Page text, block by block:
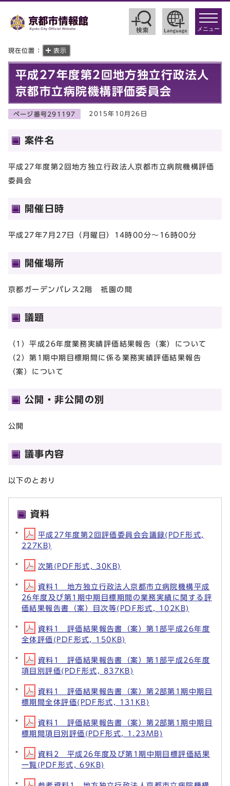
toggle
メニュー
現在位置： 表示
平成27年度第2回地方独立行政法人
京都市立病院機構評価委員会
ページ番号291197 2015年10月26日
案件名
平成27年度第2回地方独立行政法人京都市立病院機構評価
委員会
開催日時
平成27年7月27日（月曜日）14時00分～16時00分
開催場所
京都ガーデンパレス2階 祇園の間
議題
（1）平成26年度業務実績評価結果報告（案）について
（2）第1期中期目標期間に係る業務実績評価結果報告
（案）について
公開・非公開の別
公開
議事内容
以下のとおり
資料
平成27年度第2回評価委員会会議録(PDF形式,
227KB)
次第(PDF形式, 30KB)
資料1 地方独立行政法人京都市立病院機構平成
26年度及び第1期中期目標期間の業務実績に関する評
価結果報告書（案）目次等(PDF形式, 102KB)
資料1 評価結果報告書（案）第1部平成26年度
全体評価(PDF形式, 150KB)
資料1 評価結果報告書（案）第1部平成26年度
項目別評価(PDF形式, 837KB)
資料1 評価結果報告書（案）第2部第1期中期目
標期間全体評価(PDF形式, 131KB)
資料1 評価結果報告書（案）第2部第1期中期目
標期間項目別評価(PDF形式, 1.23MB)
資料2 平成26年度及び第1期中期目標評価結果
一覧(PDF形式, 69KB)